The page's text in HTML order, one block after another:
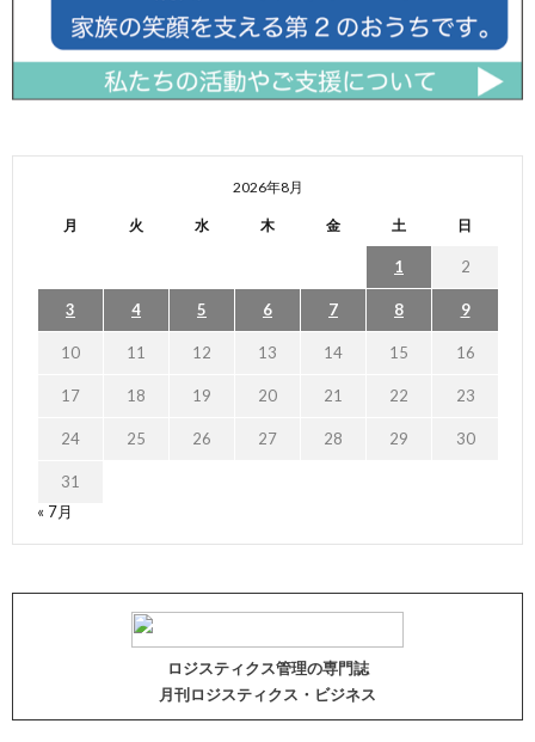
2026年8月
月 火 水 木 金 土 日
1 2
3 4 5 6 7 8 9
10 11 12 13 14 15 16
17 18 19 20 21 22 23
24 25 26 27 28 29 30
31
« 7月
ロジスティクス管理の専門誌
月刊ロジスティクス・ビジネス